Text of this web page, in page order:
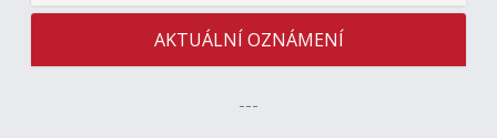
AKTUÁLNÍ OZNÁMENÍ
---